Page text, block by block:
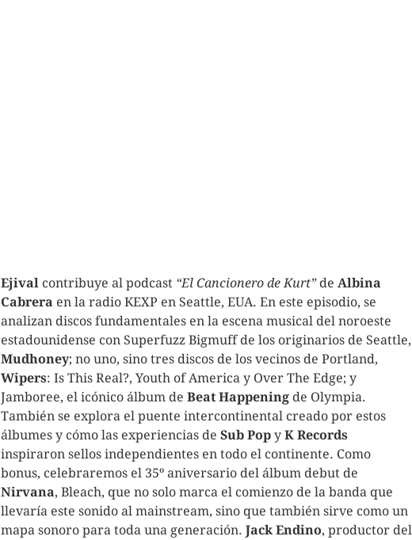
Ejival contribuye al podcast “El Cancionero de Kurt”de Albina
Cabrera en la radio KEXP en Seattle, EUA. En este episodio, se
analizan discos fundamentales en la escena musical del noroeste
estadounidense con Superfuzz Bigmuff de los originarios de Seattle,
Mudhoney; no uno, sino tres discos de los vecinos de Portland,
Wipers: Is This Real?, Youth of America y Over The Edge; y
Jamboree, el icónico álbum de Beat Happening de Olympia.
También se explora el puente intercontinental creado por estos
álbumes y cómo las experiencias de Sub Pop y K Records
inspiraron sellos independientes en todo el continente. Como
bonus, celebraremos el 35º aniversario del álbum debut de
Nirvana, Bleach, que no solo marca el comienzo de la banda que
llevaría este sonido al mainstream, sino que también sirve como un
mapa sonoro para toda una generación. Jack Endino, productor del